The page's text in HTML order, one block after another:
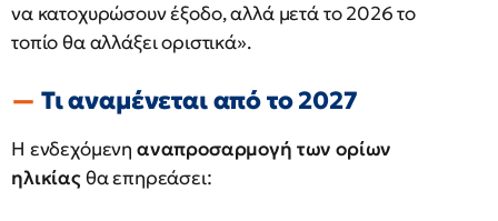
να κατοχυρώσουν έξοδο, αλλά μετά το 2026 το
τοπίο θα αλλάξει οριστικά».
Τι αναμένεται από το 2027
Η ενδεχόμενη αναπροσαρμογή των ορίων
ηλικίαςθα επηρεάσει: